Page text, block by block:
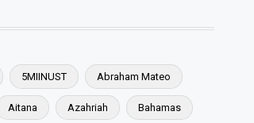
5MIINUST Abraham Mateo
Aitana Azahriah Bahamas